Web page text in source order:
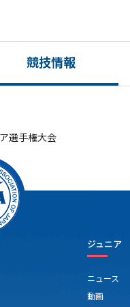
競技情報
選手権大会
ジュニア
ニュース
動画